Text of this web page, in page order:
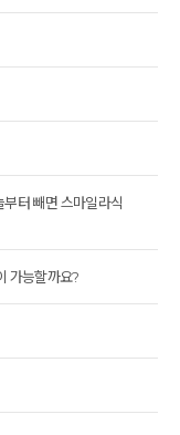
터 빼면 스마일라식
가능할까요?